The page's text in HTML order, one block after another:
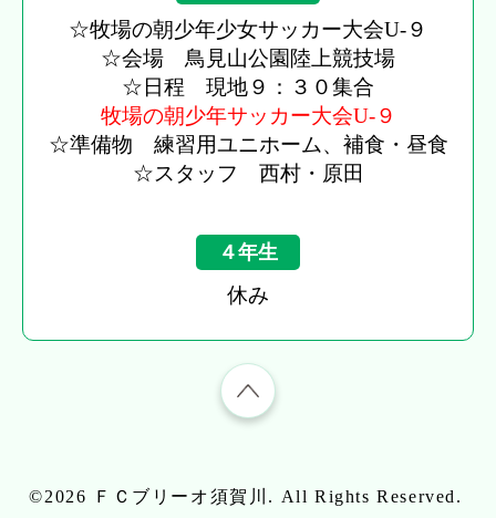
☆牧場の朝少年少女サッカー大会U-９
☆会場 鳥見山公園陸上競技場
☆日程 現地９：３０集合
牧場の朝少年サッカー大会U-９
☆準備物 練習用ユニホーム、補食・昼食
☆スタッフ 西村・原田
４年生
休み
©2026 ＦＣブリーオ須賀川 . All Rights Reserved.